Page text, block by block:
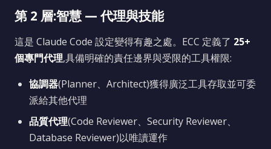
第 2 層:智慧 — 代理與技能
這是 Claude Code 設定變得有趣之處。ECC 定義了 25+
個專門代理,具備明確的責任邊界與受限的工具權限:
協調器(Planner、Architect)獲得廣泛工具存取並可委
派給其他代理
品質代理(Code Reviewer、Security Reviewer、
Database Reviewer)以唯讀運作